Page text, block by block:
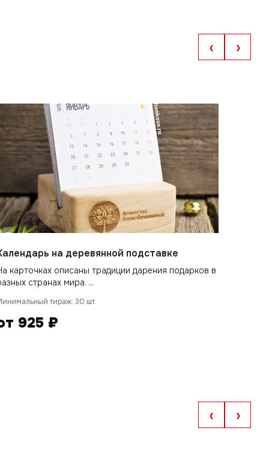
‹ ›
на деревянной подставке
карточках описаны традиции дарения подарков в
странах мира. ...
тираж: 30 шт.
925 ₽
‹ ›